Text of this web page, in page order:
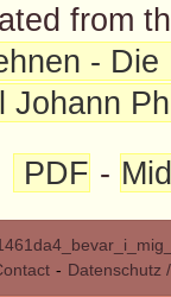
from
-
Johann
PDF -
- Datenschutz